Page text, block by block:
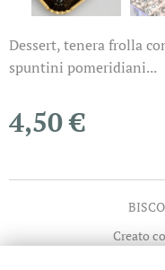
Dessert, tenera frolla
spuntini pomeridiani...
4,50€
Creato